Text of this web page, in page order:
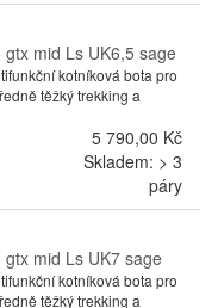
mid Ls UK6,5 sage
kotníková bota pro
těžký trekking a
5 790,00 Kč
Skladem: > 3
páry
mid Ls UK7 sage
kotníková bota pro
těžký trekking a